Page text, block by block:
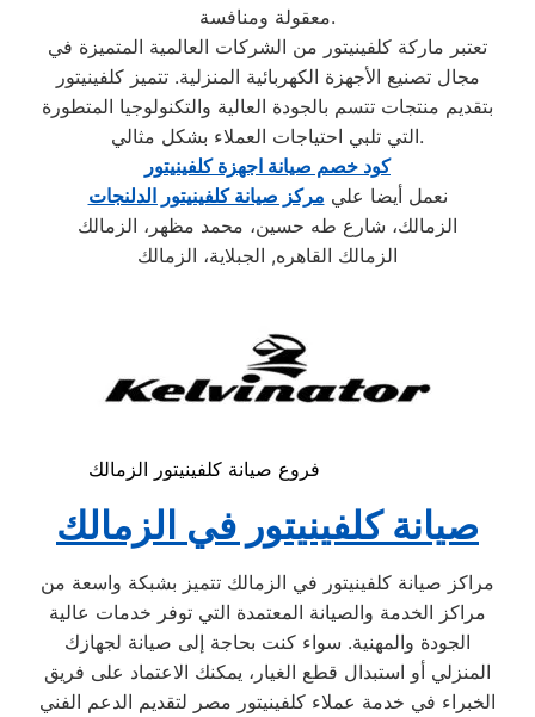
معقولة ومنافسة.
تعتبر ماركة كلفينيتور من الشركات العالمية المتميزة في
مجال تصنيع الأجهزة الكهربائية المنزلية. تتميز كلفينيتور
بتقديم منتجات تتسم بالجودة العالية والتكنولوجيا المتطورة
التي تلبي احتياجات العملاء بشكل مثالي.
كود خصم صيانة اجهزة كلفينيتور
نعمل أيضا علي مركز صيانة كلفينيتور الدلنجات
الزمالك، شارع طه حسين، محمد مظهر، الزمالك
الزمالك القاهره, الجبلاية، الزمالك
فروع صيانة كلفينيتور الزمالك
صيانة كلفينيتور في الزمالك
مراكز صيانة كلفينيتور في الزمالك تتميز بشبكة واسعة من
مراكز الخدمة والصيانة المعتمدة التي توفر خدمات عالية
الجودة والمهنية. سواء كنت بحاجة إلى صيانة لجهازك
المنزلي أو استبدال قطع الغيار، يمكنك الاعتماد على فريق
الخبراء في خدمة عملاء كلفينيتور مصر لتقديم الدعم الفني